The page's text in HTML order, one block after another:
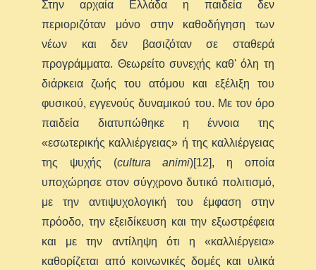
Στην αρχαία Ελλάδα η παιδεία δεν
περιοριζόταν μόνο στην καθοδήγηση των
νέων και δεν βασιζόταν σε σταθερά
προγράμματα. Θεωρείτο συνεχής καθ' όλη τη
διάρκεια ζωής του ατόμου και εξέλιξη του
φυσικού, εγγενούς δυναμικού του. Με τον όρο
παιδεία διατυπώθηκε η έννοια της
«εσωτερικής καλλιέργειας» ή της καλλιέργειας
της ψυχής (cultura animi)[12], η οποία
υποχώρησε στον σύγχρονο δυτικό πολιτισμό,
με την αντιψυχολογική του έμφαση στην
πρόοδο, την εξειδίκευση και την εξωστρέφεια
και με την αντίληψη ότι η «καλλιέργεια»
καθορίζεται από κοινωνικές δομές και υλικά